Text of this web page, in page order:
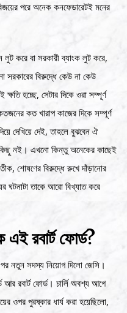
পরে অনেক কনফেডারেটই মনের
করে বা সরকারী ব্যাংক লুট করে,
সরকারের বিরুদ্ধে কেউ না কেউ
হচ্ছে, সেটার দিকে ওরা সম্পূর্ণ
কত খারাপ কাজের দিকে সম্পূর্ণ
দেখিয়ে দেই, তাহলে বুঝবেন ঐ
নই। এখনো কিন্তু অনেকের কাছেই
শোষণের বিরুদ্ধে রুখে দাঁড়ানোর
ঘটনাটা তাকে আরো বিখ্যাত করে
রবার্ট ফোর্ড?
পর নতুন সদস্য নিয়োগ দিলো জেসি।
রবার্ট ফোর্ড। চার্লি অবশ্য আগে
ওপর পুরষ্কার ধার্য করা হয়েছিলো,